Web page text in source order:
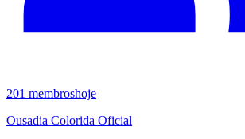
201 membroshoje
Ousadia Colorida Oficial